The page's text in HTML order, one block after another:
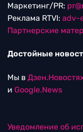
Маркетинг/PR:
Реклама RTVI: adv-
Партнерские
Достойные
Мы в
и Google.News
Уведомление об